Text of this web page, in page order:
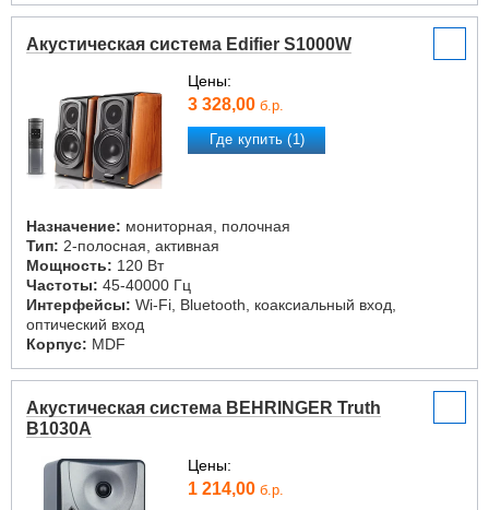
Акустическая система Edifier S1000W
Цены:
3 328,00 б.р.
Где купить (1)
Назначение: мониторная, полочная
Тип: 2-полосная, активная
Мощность: 120 Вт
Частоты: 45-40000 Гц
Интерфейсы: Wi-Fi, Bluetooth, коаксиальный вход,
оптический вход
Корпус: MDF
Акустическая система BEHRINGER Truth
B1030A
Цены:
1 214,00 б.р.